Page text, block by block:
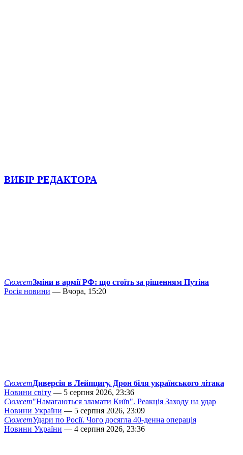
ВИБІР РЕДАКТОРА
СюжетЗміни в армії РФ: що стоїть за рішенням Путіна
Росія новини — Вчора, 15:20
СюжетДиверсія в Лейпцигу. Дрон біля українського літака
Новини світу — 5 серпня 2026, 23:36
Сюжет"Намагаються зламати Київ". Реакція Заходу на удар
Новини України — 5 серпня 2026, 23:09
СюжетУдари по Росії. Чого досягла 40-денна операція
Новини України — 4 серпня 2026, 23:36